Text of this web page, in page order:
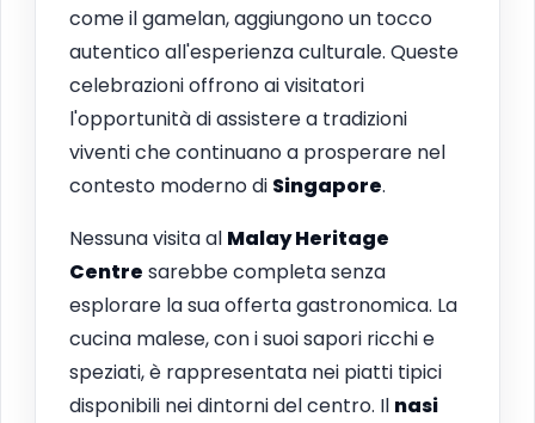
come il gamelan, aggiungono un tocco
autentico all'esperienza culturale. Queste
celebrazioni offrono ai visitatori
l'opportunità di assistere a tradizioni
viventi che continuano a prosperare nel
contesto moderno di Singapore.
Nessuna visita al Malay Heritage
Centre sarebbe completa senza
esplorare la sua offerta gastronomica. La
cucina malese, con i suoi sapori ricchi e
speziati, è rappresentata nei piatti tipici
disponibili nei dintorni del centro. Il nasi